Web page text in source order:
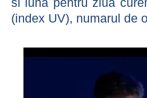
(index UV), numarul de